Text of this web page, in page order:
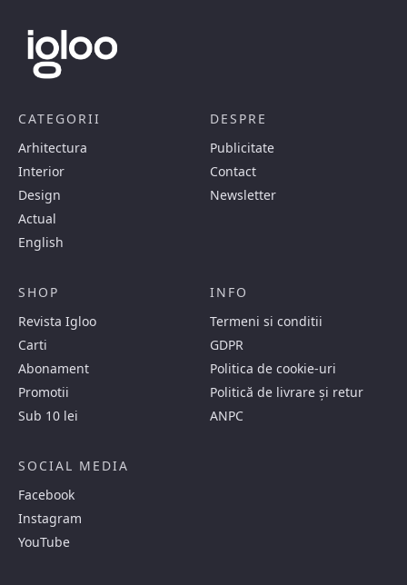
CATEGORII
Arhitectura
Interior
Design
Actual
English
DESPRE
Publicitate
Contact
Newsletter
SHOP
Revista Igloo
Carti
Abonament
Promotii
Sub 10 lei
INFO
Termeni si conditii
GDPR
Politica de cookie-uri
Politică de livrare și retur
ANPC
SOCIAL MEDIA
Facebook
Instagram
YouTube